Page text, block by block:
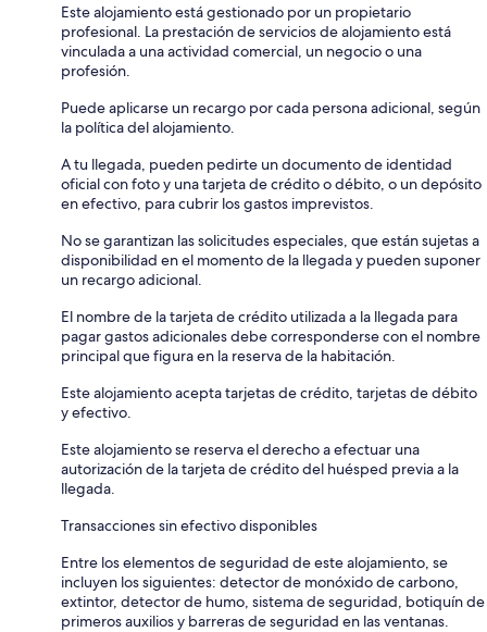
Este alojamiento está gestionado por un propietario
profesional. La prestación de servicios de alojamiento está
vinculada a una actividad comercial, un negocio o una
profesión.
Puede aplicarse un recargo por cada persona adicional, según
la política del alojamiento.
A tu llegada, pueden pedirte un documento de identidad
oficial con foto y una tarjeta de crédito o débito, o un depósito
en efectivo, para cubrir los gastos imprevistos.
No se garantizan las solicitudes especiales, que están sujetas a
disponibilidad en el momento de la llegada y pueden suponer
un recargo adicional.
El nombre de la tarjeta de crédito utilizada a la llegada para
pagar gastos adicionales debe corresponderse con el nombre
principal que figura en la reserva de la habitación.
Este alojamiento acepta tarjetas de crédito, tarjetas de débito
y efectivo.
Este alojamiento se reserva el derecho a efectuar una
autorización de la tarjeta de crédito del huésped previa a la
llegada.
Transacciones sin efectivo disponibles
Entre los elementos de seguridad de este alojamiento, se
incluyen los siguientes: detector de monóxido de carbono,
extintor, detector de humo, sistema de seguridad, botiquín de
primeros auxilios y barreras de seguridad en las ventanas.